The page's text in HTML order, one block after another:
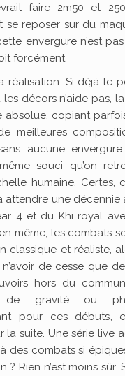
faire 2m50 et
se reposer sur du
envergure n’est
forcément.
réalisation. Si déjà le
décors n’aide pas,
absolue, copiant
meilleures
aucune
souci qu’on
humaine. Certes,
attendre une décennie
4 et du Khi royal
même, les combats
classique et réaliste,
de cesse que
hors du
gravité ou
pour ces débuts,
la suite. Une série live
des combats si
? Rien n’est moins sûr.